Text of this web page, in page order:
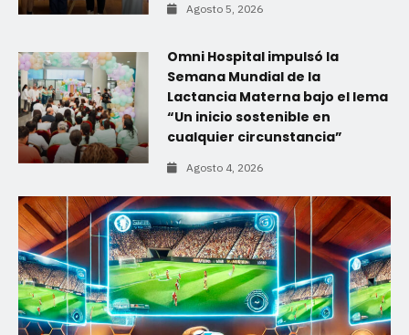
Agosto 5, 2026
Omni Hospital impulsó la
Semana Mundial de la
Lactancia Materna bajo el lema
“Un inicio sostenible en
cualquier circunstancia”
Agosto 4, 2026